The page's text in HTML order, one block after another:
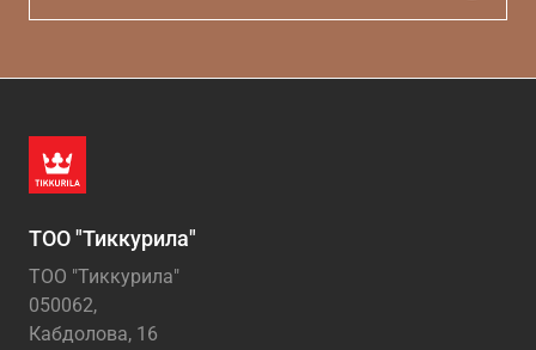
ТОО "Тиккурила"
ТОО "Тиккурила"
050062,
Кабдолова, 16